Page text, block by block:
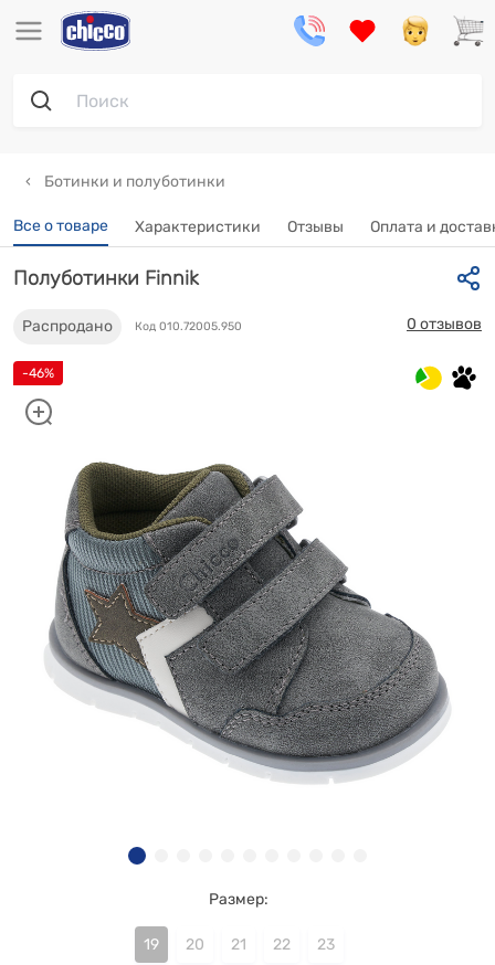
Ботинки и полуботинки
Все о товаре Характеристики Отзывы Оплата и
-46%
Полуботинки Finnik
Распродано Код 010.72005.950 0 отзывов
Размер:
19 20 21 22 23